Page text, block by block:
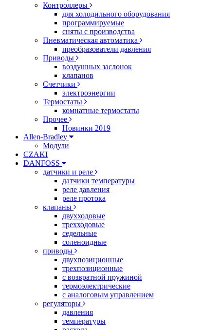
Контроллеры
для холодильного оборудования
программируемые
сняты с производства
Пневматическая автоматика
преобразователи давления
Приводы
воздушных заслонок
клапанов
Счетчики
электроэнергии
Термостаты
комнатные термостаты
Прочее
Новинки 2019
Allen-Bradley
Модули
CZAKI
DANFOSS
датчики и реле
датчики температуры
реле давления
реле протока
клапаны
двухходовые
трехходовые
седельные
соленоидные
приводы
двухпозиционные
трехпозиционные
с возвратной пружиной
термоэлектрические
с аналоговым управлением
регуляторы
давления
температуры